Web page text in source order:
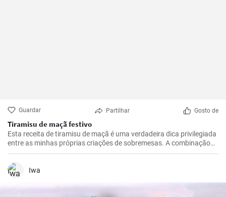
Guardar Partilhar Gosto de
Tiramisu de maçã festivo
Esta receita de tiramisu de maçã é uma verdadeira dica privilegiada
entre as minhas próprias criações de sobremesas. A combinação
de maçãs frescas e azedas, creme de mascarpone doce e cacau
com chocolate é irresistível. É uma reviravolta realmente
interessante e deliciosa no tradicional tiramisu que irá certamente
impressiona não só pelo seu sabor excecional, mas também pelo
Iwa